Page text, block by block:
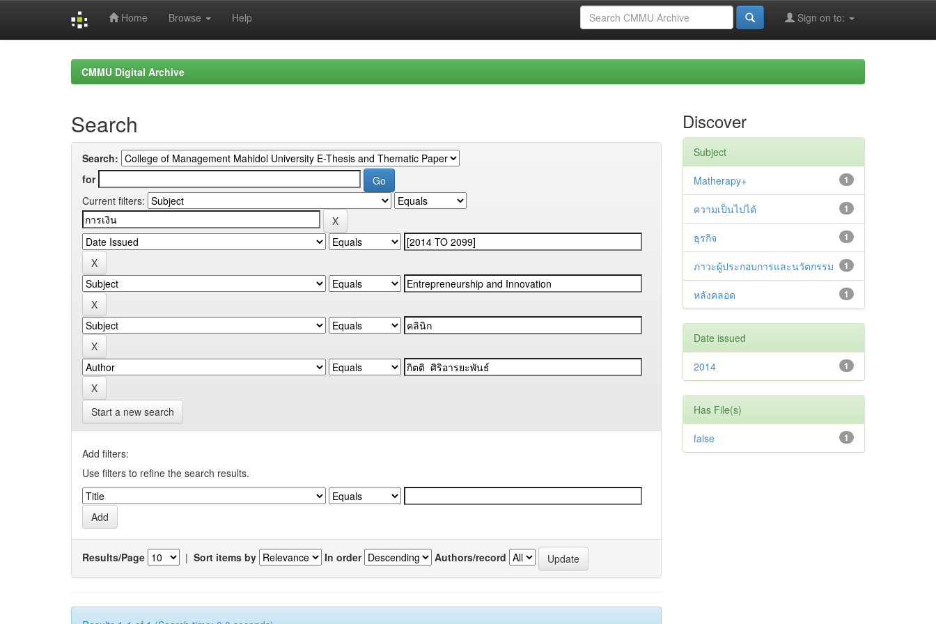
Home Browse Help Sign on to:
CMMU Digital Archive
Search
Search:
for
Current filters:
Start a new search
Add filters:
Use filters to refine the search results.
Results/Page | Sort items by In order Authors/record
Discover
Subject
1
Matherapy+
1
ความเป็นไปได้
1
ธุรกิจ
1
ภาวะผู้ประกอบการและนวัตกรรม
1
หลังคลอด
Date issued
1
2014
Has File(s)
1
false